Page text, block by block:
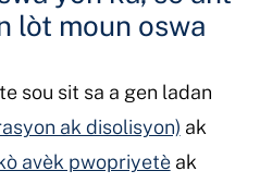
lòt moun oswa
sou sit sa a gen ladan
ak disolisyon) ak
avèk pwopriyetèak